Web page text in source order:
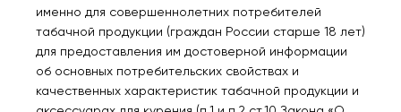
Персональные рекомендации
именно для совершеннолетних потребителей
табачной продукции (граждан России старше 18 лет)
для предоставления им достоверной информации
об основных потребительских свойствах и
качественных характеристик табачной продукции и